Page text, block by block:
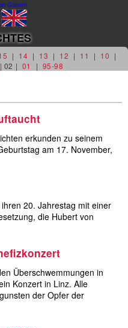
| 14 | 13 | 12 | 11 | 10 |
| 02 | 01 | 95-98
erkunden zu seinem
am 17. November,
20. Jahrestag mit einer
die Hubert von
Überschwemmungen in
Konzert in Linz. Alle
der Opfer der